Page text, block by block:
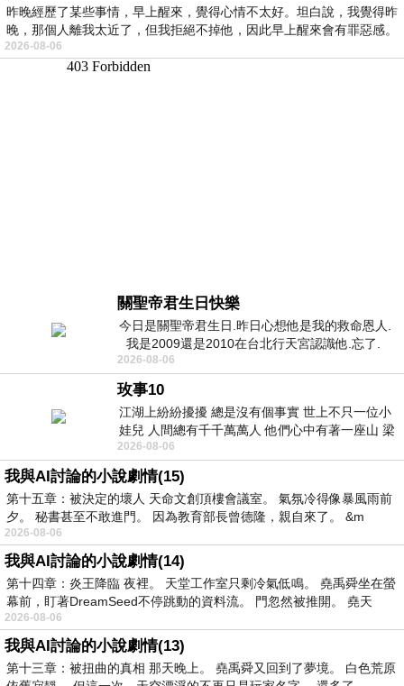
昨晚經歷了某些事情，早上醒來，覺得心情不太好。坦白說，我覺得昨
晚，那個人離我太近了，但我拒絕不掉他，因此早上醒來會有罪惡感。
2026-08-06
關聖帝君生日快樂
今日是關聖帝君生日.昨日心想他是我的救命恩人.
我是2009還是2010在台北行天宮認識他.忘了.
一個奇摩交友的網友學
2026-08-06
玫事10
江湖上紛紛擾擾 總是沒有個事實 世上不只一位小
娃兒 人間總有千千萬萬人 他們心中有著一座山 梁
山佛山泰華衡恆嵩 一山之高
2026-08-06
我與AI討論的小說劇情(15)
第十五章：被決定的壞人 天命文創頂樓會議室。 氣氛冷得像暴風雨前
夕。 秘書甚至不敢進門。 因為教育部長曾德隆，親自來了。 &m
2026-08-06
我與AI討論的小說劇情(14)
第十四章：炎王降臨 夜裡。 天堂工作室只剩冷氣低鳴。 堯禹舜坐在螢
幕前，盯著DreamSeed不停跳動的資料流。 門忽然被推開。 堯天
2026-08-06
我與AI討論的小說劇情(13)
第十三章：被扭曲的真相 那天晚上。 堯禹舜又回到了夢境。 白色荒原